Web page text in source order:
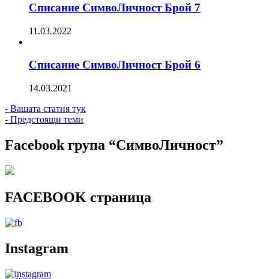
Списание СимвоЛичност Брой 7
11.03.2022
Списание СимвоЛичност Брой 6
14.03.2021
- Вашата статия тук
- Предстоящи теми
Facebook група “СимвоЛичност”
FACEBOOK страница
Instagram